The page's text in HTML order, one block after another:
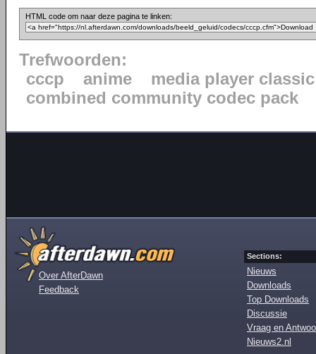
HTML code om naar deze pagina te linken:
Trefwoorden:
cccp
anime
media player classic
combined community codec pack
Over AfterDawn
Feedback
Sections:
Nieuws
Downloads
Top Downloads
Discussie
Vraag en
Nieuws2.nl